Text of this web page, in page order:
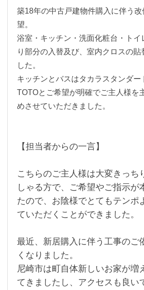
築18年の中古戸建物件購入に伴う
望。
浴室・キッチン・洗面化粧台・トイ
り部分の入替及び、室内クロスの貼
した。
キッチンとバスはタカラスタンダー
TOTOとご希望が明確でご主人様を
めさせていただきました。
【担当者からの一言】
こちらのご主人様は大変きっち
しゃる方で、ご希望やご指示が
たので、お陰様でとてもテンポ
ていただくことができました。
最近、新居購入に伴う工事のご
くなりました。
尼崎市は町自体新しいお家が増
てきましたし、アクセスも良い